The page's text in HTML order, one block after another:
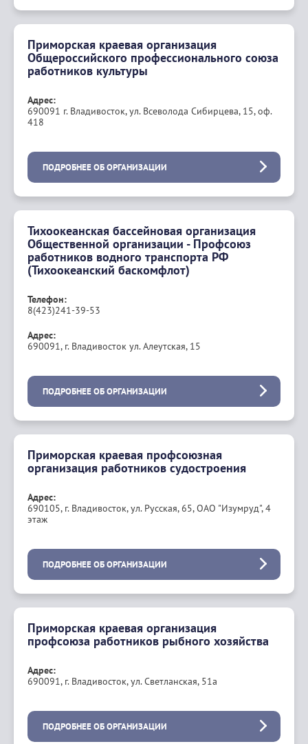
Приморская краевая организация
Общероссийского профессионального союза
работников культуры
Адрес:
690091 г. Владивосток, ул. Всеволода Сибирцева, 15, оф.
418
ПОДРОБНЕЕ ОБ ОРГАНИЗАЦИИ
Тихоокеанская бассейновая организация
Общественной организации - Профсоюз
работников водного транспорта РФ
(Тихоокеанский баскомфлот)
Телефон:
8(423)241-39-53
Адрес:
690091, г. Владивосток ул. Алеутская, 15
ПОДРОБНЕЕ ОБ ОРГАНИЗАЦИИ
Приморская краевая профсоюзная
организация работников судостроения
Адрес:
690105, г. Владивосток, ул. Русская, 65, ОАО "Изумруд", 4
этаж
ПОДРОБНЕЕ ОБ ОРГАНИЗАЦИИ
Приморская краевая организация
профсоюза работников рыбного хозяйства
Адрес:
690091, г. Владивосток, ул. Светланская, 51а
ПОДРОБНЕЕ ОБ ОРГАНИЗАЦИИ